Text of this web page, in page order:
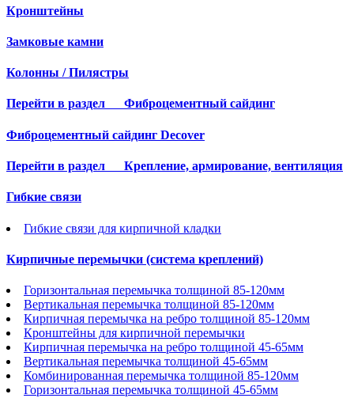
Кронштейны
Замковые камни
Колонны / Пилястры
Перейти в раздел Фиброцементный сайдинг
Фиброцементный сайдинг Decover
Перейти в раздел Крепление, армирование, вентиляция
Гибкие связи
Гибкие связи для кирпичной кладки
Кирпичные перемычки (система креплений)
Горизонтальная перемычка толщиной 85-120мм
Вертикальная перемычка толщиной 85-120мм
Кирпичная перемычка на ребро толщиной 85-120мм
Кронштейны для кирпичной перемычки
Кирпичная перемычка на ребро толщиной 45-65мм
Вертикальная перемычка толщиной 45-65мм
Комбинированная перемычка толщиной 85-120мм
Горизонтальная перемычка толщиной 45-65мм